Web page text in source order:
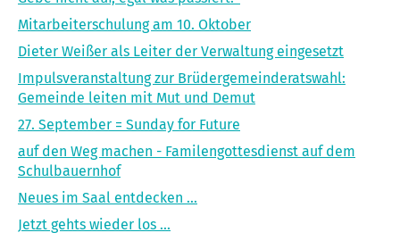
Mitarbeiterschulung am 10. Oktober
Dieter Weißer als Leiter der Verwaltung eingesetzt
Impulsveranstaltung zur Brüdergemeinderatswahl:
Gemeinde leiten mit Mut und Demut
27. September = Sunday for Future
auf den Weg machen - Familengottesdienst auf dem
Schulbauernhof
Neues im Saal entdecken ...
Jetzt gehts wieder los ...